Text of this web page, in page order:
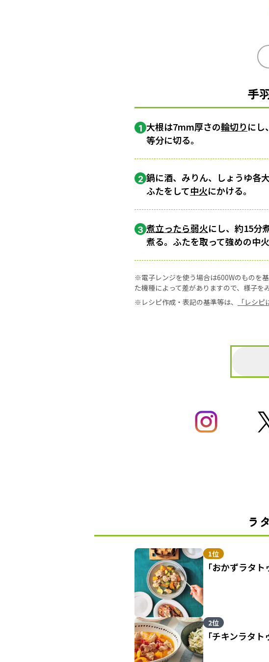
手
1 大根は7mm厚さの輪切りにし
等分に切る。
2 鍋に酒、みりん、しょうゆ各
ふたをして中火にかける。
3 煮立ったら弱火にし、約15分
煮る。ふたを取って強めの中
※電子レンジを使う場合は600Wのものを
た機種によって差がありますので、様子を
※レシピ作成・表記の基準等は、
「レシピ
ラ
1位
「おかずラタ
2位
「チキンラタ